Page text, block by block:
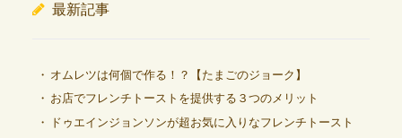
最新記事
オムレツは何個で作る！？【たまごのジョーク】
お店でフレンチトーストを提供する３つのメリット
ドゥエインジョンソンが超お気に入りなフレンチトースト